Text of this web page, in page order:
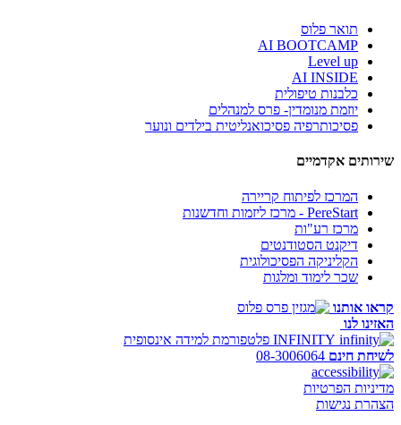
תואר פלוס
AI BOOTCAMP
Level up
AI INSIDE
כלבנות טיפולית
יוזמת מנומדין- פרס למנהלים
פסיכותרפיה פסיכואנליטית בילדים ונוער
שירותים אקדמיים
המרכז לפיתוח קריירה
PereStart - מרכז ליזמות וחדשנות
מרכז רע"ות
דיקנט הסטודנטים
הקליניקה הפסיכולוגית
שכר לימוד ומלגות
קראו אותנו
האזינו לנו
INFINITY פלטפורמת למידה אינסופית
לשיחת חינם 08-3006064
מדיניות הפרטיות
הצהרת נגישות